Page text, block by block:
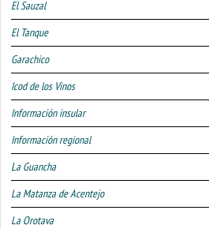
El Sauzal
El Tanque
Garachico
Icod de los Vinos
Información insular
Información regional
La Guancha
La Matanza de Acentejo
La Orotava